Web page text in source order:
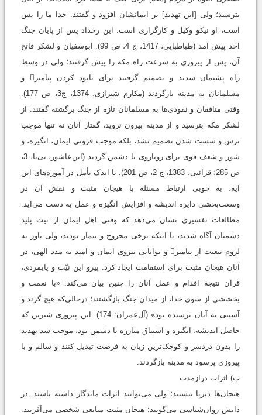
بترسيد؛ ولى [اين تهديد] بر ايمانشان افزود و گفتند: خدا ما را بس
است، او نيكو وكيل و كارگزارى است. این رخداد پس از پایان جنگ
احد پیش آمد (طباطبایی، 1417، ج 4، ص 99). ابوسفیان و لشکر فاتح
آن، پس از پيروزى به ‌سرعت راه مكه را پيش گرفتند؛ ولی در وسط
راه پشيمان شدند و تصميم گرفتند برای نابود كردن پیامبر و
مسلمانان به مدينه بازگردند (مکارم شیرازی، 1374، ج3، ص 177).
وقتی منافقان و نفوذی‌ها به مسلمانان تازه از جنگ‌ برگشته گفتند: از
لشکر مکه بترسيد و از مدينه بيرون نرويد، گفتار آنان نه ‌تنها موجب
ترس و سست شدن تصمیم نشد، بلکه موجب فزونی ایمان، انگیزه، و
شور و شعف قوی برای رویاروی با دشمن گردید (ابن‌عاشور، بی‌تا، 3،
ص 285؛ قرائتی، 1383، ج 2، ص 201). با اندک تأمل در آموزه‌های این
آیه، به ‌خوبی ارتباط مسئله با هیجان مثبت و نقش آن در
وسعت‌بخشی دایرة اندیشه و افزایش انگیزه و عمل به دست می‌آید.
مطالعات تفسیری نشان می‌دهد که وقتی اهل ایمان از نیت پلید
دشمنان آگاه شدند، با اینکه برخی مجروح و بیمار بودند، ولی باور به
لزوم تبعیت از پیامبر و توانایی نیروی ایمان و امید به مدد الهی، در
آنان هیجان مثبت برای استقامت ایجاد کرد. پیرو این نیّت و پايمردى،
قرآن نتيجة اقدام و عمل آنان را چنین بیان می‌کند: «با نعمت و
بخششى از سوى خدا، از ميدان جنگ‏ بازگشتند؛ درحالی‌که هيچ گزند و
آسيبى به آنان نرسيده بود» (آل‌عمران: 174). این پیروزی شیرین که
حاصل اندیشه، انگیزه و اشتیاق مبارزه با دشمن بود، موجب شد تهدید
را بدون دردسر و کوچک‌ترین زیان به فرصت تبدیل کنند و سالم و با
پیروزی پرسود به مدینه بازگردند.
ب) اثرات درازمدت
هیجان‌ها دیرپا نیستند؛ ولی می‌توانند اثرات ماندگار داشته باشند. در
دانش روان‌شناسی می‌گویند: هیجان مثبت منابعی شخصی می‌آفریند.